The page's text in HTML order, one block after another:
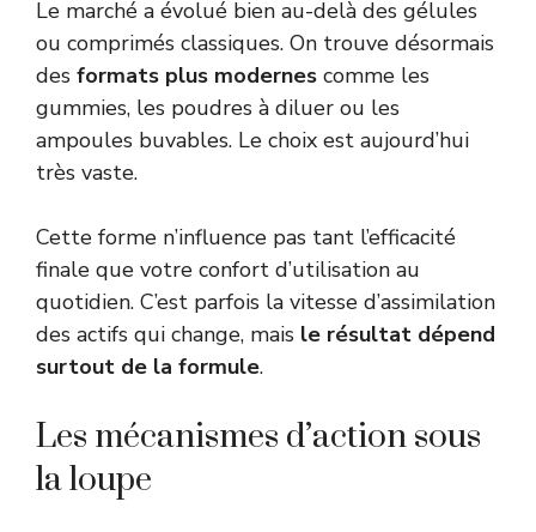
Le marché a évolué bien au-delà des gélules
ou comprimés classiques. On trouve désormais
des formats plus modernes comme les
gummies, les poudres à diluer ou les
ampoules buvables. Le choix est aujourd’hui
très vaste.
Cette forme n’influence pas tant l’efficacité
finale que votre confort d’utilisation au
quotidien. C’est parfois la vitesse d’assimilation
des actifs qui change, mais le résultat dépend
surtout de la formule.
Les mécanismes d’action sous
la loupe